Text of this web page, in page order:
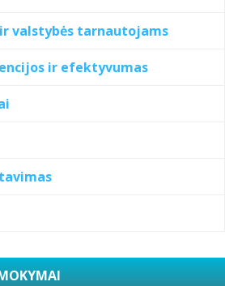
valstybės tarnautojams
ir efektyvumas